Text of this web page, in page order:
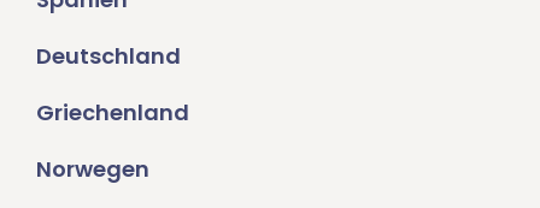
Deutschland
Griechenland
Norwegen